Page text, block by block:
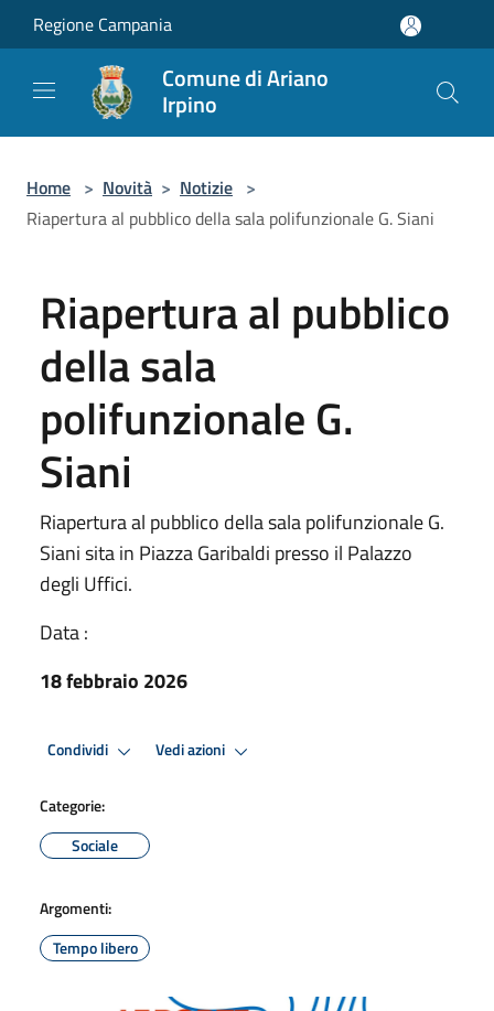
Salta al contenuto principale
Regione Campania
Comune di Ariano
Irpino
Home > Novità > Notizie >
Riapertura al pubblico della sala polifunzionale G. Siani
Riapertura al pubblico
della sala
polifunzionale G.
Siani
Riapertura al pubblico della sala polifunzionale G.
Siani sita in Piazza Garibaldi presso il Palazzo
degli Uffici.
Data :
18 febbraio 2026
Condividi Vedi azioni
Categorie:
Sociale
Argomenti:
Tempo libero